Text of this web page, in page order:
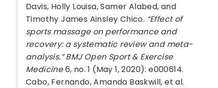
Davis, Holly Louisa, Samer Alabed, and
Timothy James Ainsley Chico. “Effect of
sports massage on performance and
recovery: a systematic review and meta-
analysis.” BMJ Open Sport & Exercise
Medicine6, no. 1 (May 1, 2020): e000614.
Cabo, Fernando, Amanda Baskwill, et al.